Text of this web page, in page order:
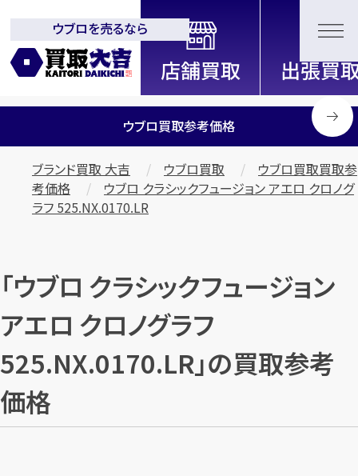
全国2200店舗以上展開中！
信頼と実績の買取専門店「買取大
吉」
ウブロを売るなら
ウブロ買取参考価格
ブランド買取 大吉 ウブロ買取
ウブロ買取買取参
考価格
ウブロ クラシックフュージョン アエロ クロノグ
ラフ 525.NX.0170.LR
「ウブロ クラシックフュージョン
アエロ クロノグラフ
525.NX.0170.LR」の買取参考
価格